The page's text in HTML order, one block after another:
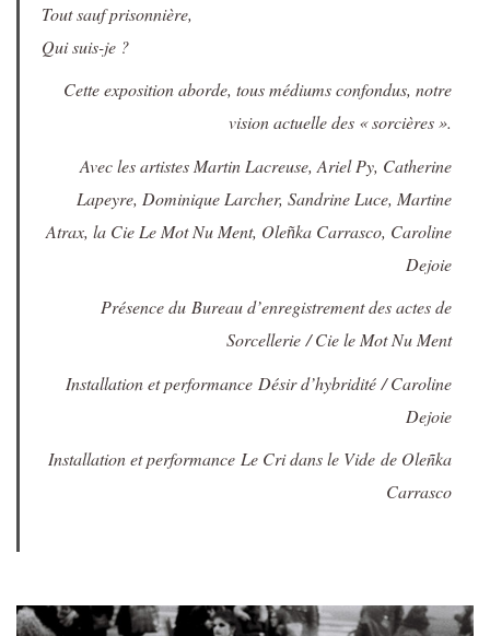
Tout sauf prisonnière,
Qui suis-je ?
Cette exposition aborde, tous médiums confondus, notre
vision actuelle des « sorcières ».
Avec les artistes Martin Lacreuse, Ariel Py, Catherine
Lapeyre, Dominique Larcher, Sandrine Luce, Martine
Atrax, la Cie Le Mot Nu Ment, Olen͂ka Carrasco, Caroline
Dejoie
Présence du Bureau d’enregistrement des actes de
Sorcellerie/ Cie le Mot Nu Ment
Installation et performance Désir d’hybridité/ Caroline
Dejoie
Installation et performance Le Cri dans le Vide de Oleñka
Carrasco